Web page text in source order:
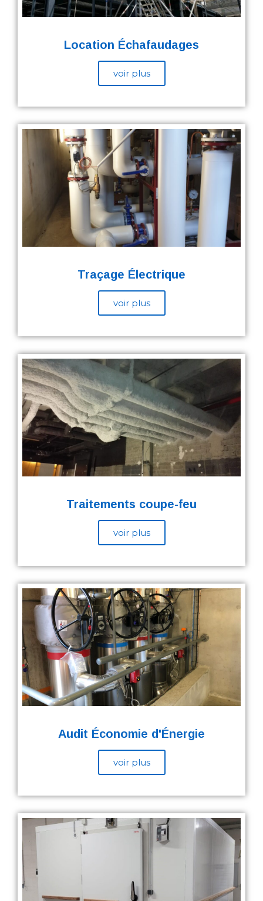
Location Échafaudages
voir plus
Traçage Électrique
voir plus
Traitements coupe-feu
voir plus
Audit Économie d'Énergie
voir plus